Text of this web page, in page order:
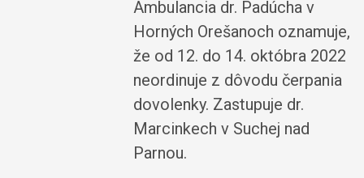
Ambulancia dr. Padúcha v
Horných Orešanoch oznamuje,
že od 12. do 14. októbra 2022
neordinuje z dôvodu čerpania
dovolenky. Zastupuje dr.
Marcinkech v Suchej nad
Parnou.